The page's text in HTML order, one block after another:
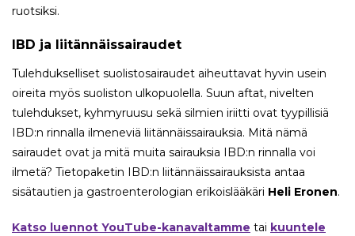
ruotsiksi.
IBD ja liitännäissairaudet
Tulehdukselliset suolistosairaudet aiheuttavat hyvin usein
oireita myös suoliston ulkopuolella. Suun aftat, nivelten
tulehdukset, kyhmyruusu sekä silmien iriitti ovat tyypillisiä
IBD:n rinnalla ilmeneviä liitännäissairauksia. Mitä nämä
sairaudet ovat ja mitä muita sairauksia IBD:n rinnalla voi
ilmetä? Tietopaketin IBD:n liitännäissairauksista antaa
sisätautien ja gastroenterologian erikoislääkäri Heli Eronen.
Katso luennot YouTube-kanavaltamme tai kuuntele